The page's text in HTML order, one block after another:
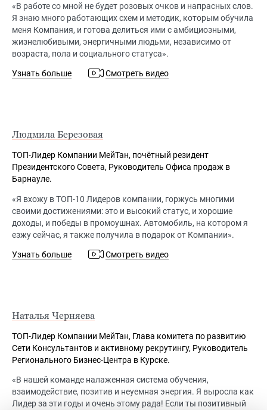
«В работе со мной не будет розовых очков и напрасных слов.
Я знаю много работающих схем и методик, которым обучила
меня Компания, и готова делиться ими с амбициозными,
жизнелюбивыми, энергичными людьми, независимо от
возраста, пола и социального статуса».
Узнать больше Смотреть видео
Людмила Березовая
ТОП-Лидер Компании МейТан, почётный резидент
Президентского Совета, Руководитель Офиса продаж в
Барнауле.
«Я вхожу в ТОП-10 Лидеров компании, горжусь многими
своими достижениями: это и высокий статус, и хорошие
доходы, и победы в промоушнах. Автомобиль, на котором я
езжу сейчас, я также получила в подарок от Компании».
Узнать больше Смотреть видео
Наталья Черняева
ТОП-Лидер Компании МейТан, Глава комитета по развитию
Сети Консультантов и активному рекрутингу, Руководитель
Регионального Бизнес-Центра в Курске.
«В нашей команде налаженная система обучения,
взаимодействие, позитив и неуемная энергия. Я выросла как
Лидер за эти годы и очень этому рада! Если ты позитивный